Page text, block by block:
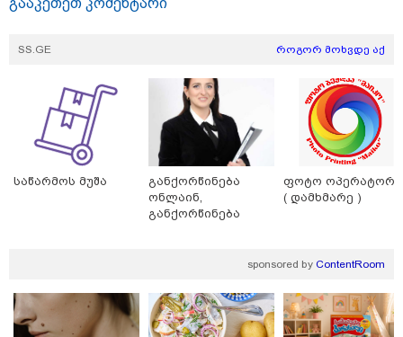
მნიშვნელოვანი ინფორმაცია
Hisense წარმოგიდგენთ გზავნილს "ინოვაციები
უკეთესი ცხოვრებისათვის" FIFA-ს 2026 წლის
მსოფლიო ჩემპიონატზე™
გააკეთეთ კომენტარი
SS.GE როგორ მოხვდე აქ
საწარმოს მუშა
განქორწინება
ონლაინ,
განქორწინება
ჩამოსვლის გარეშე
ფოტო
( დამხმარე )
sponsored by ContentRoom